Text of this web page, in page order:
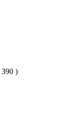
390 )